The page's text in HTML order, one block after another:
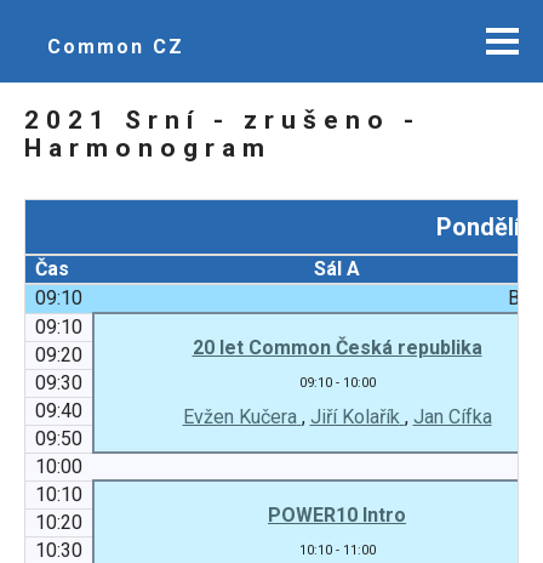
Common CZ
2021 Srní - zrušeno -
Harmonogram
Pondělí
Čas
Sál A
09:10
09:10
20 let Common Česká republika
09:10 - 10:00
Evžen Kučera , Jiří Kolařík , Jan Cífka
09:20
09:30
09:40
09:50
10:00
10:10
POWER10 Intro
10:10 - 11:00
10:20
10:30